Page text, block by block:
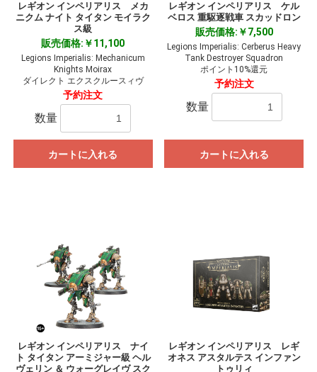
レギオン インペリアリス メカ
ニクム ナイト タイタン モイラク
ス級
販売価格:￥11,100
Legions Imperialis: Mechanicum
Knights Moirax
ダイレクト エクスクルースィヴ
予約注文
数量
カートに入れる
レギオン インペリアリス ケル
ベロス 重駆逐戦車 スカッドロン
販売価格:￥7,500
Legions Imperialis: Cerberus Heavy
Tank Destroyer Squadron
ポイント10%還元
予約注文
数量
カートに入れる
レギオン インペリアリス ナイ
ト タイタン アーミジャー級 ヘル
ヴェリン ＆ ウォーグレイヴ スク
レギオン インペリアリス レギ
オネス アスタルテス インファン
トゥリィ